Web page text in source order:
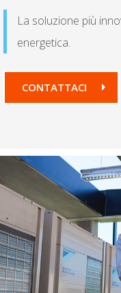
La soluzione più
energetica.
CONTATTACI